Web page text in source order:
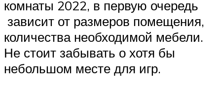
комнаты 2022, в первую очередь
зависит от размеров помещения,
количества необходимой мебели.
Не стоит забывать о хотя бы
небольшом месте для игр.